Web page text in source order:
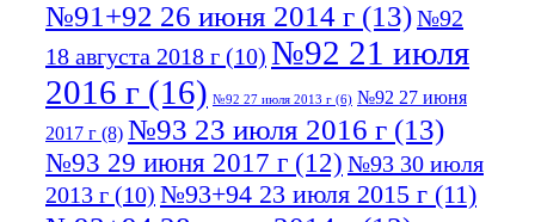
№91+92 26 июня 2014 г (13)№92
18 августа 2018 г (10) №92 21 июля
2016 г (16) №92 27 июля 2013 г (6) №92 27 июня
2017 г (8) №93 23 июля 2016 г (13)
№93 29 июня 2017 г (12) №93 30 июля
2013 г (10) №93+94 23 июля 2015 г (11)